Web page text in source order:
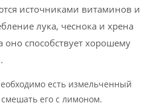
источниками витаминов и
лука, чеснока и хрена
оно способствует хорошему
есть измельченный
его с лимоном.